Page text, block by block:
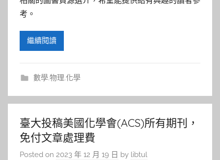
考。
繼續閱讀
數學.物理.化學
臺大投稿美國化學會(ACS)所有期刊，
免付文章處理費
Posted on 2023 年 12 月 19 日 by libtul